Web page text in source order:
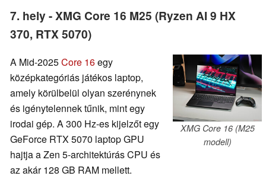
7. hely - XMG Core 16 M25 (Ryzen AI 9 HX
370, RTX 5070)
XMG Core 16 (M25
modell)
A Mid-2025Core 16egy
középkategóriás játékos laptop,
amely körülbelül olyan szerénynek
és igénytelennek tűnik, mint egy
irodai gép. A 300 Hz-es kijelzőt egy
GeForce RTX 5070 laptop GPU
hajtja a Zen 5-architektúrás CPU és
az akár 128 GB RAM mellett.